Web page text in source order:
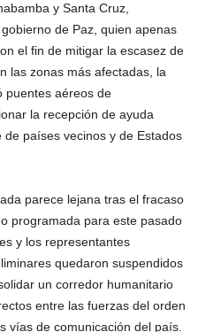
y Santa Cruz,
de Paz, quien apenas
el fin de mitigar la escasez de
las zonas más afectadas, la
puentes aéreos de
la recepción de ayuda
países vecinos y de Estados
parece lejana tras el fracaso
programada para este pasado
y los representantes
quedaron suspendidos
un corredor humanitario
entre las fuerzas del orden
vías de comunicación del país.